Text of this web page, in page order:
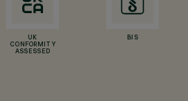
UK
CONFORMITY
ASSESSED
BIS